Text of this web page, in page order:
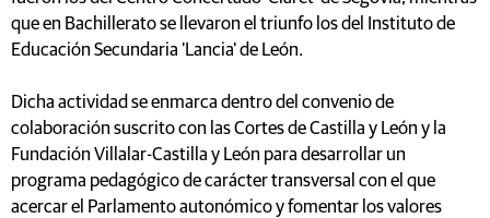
que en Bachillerato se llevaron el triunfo los del Instituto de
Educación Secundaria 'Lancia' de León.
Dicha actividad se enmarca dentro del convenio de
colaboración suscrito con las Cortes de Castilla y León y la
Fundación Villalar-Castilla y León para desarrollar un
programa pedagógico de carácter transversal con el que
acercar el Parlamento autonómico y fomentar los valores